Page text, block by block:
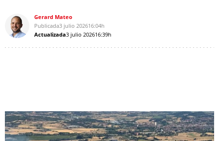
Gerard Mateo
Publicada3 julio 202616:04h
Actualizada3 julio 202616:39h